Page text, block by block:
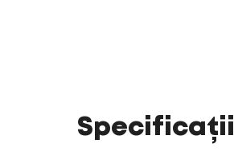
Specificații